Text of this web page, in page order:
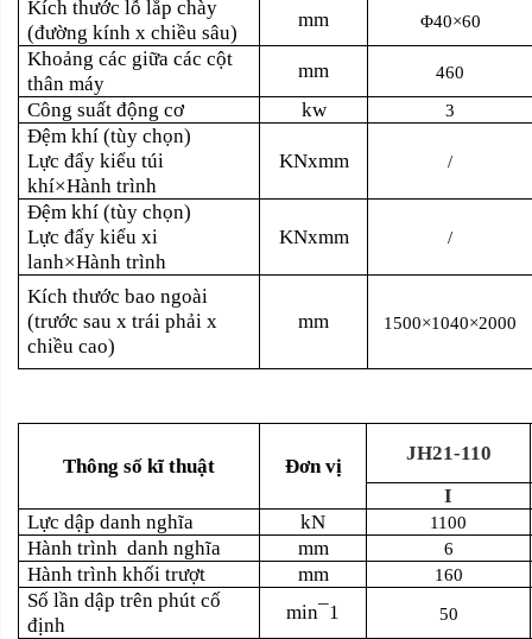
Kích thước lỗ lắp chày
(đường kính x chiều sâu)
mm Φ40×60
Khoảng các giữa các cột
thân máy
mm 460
Công suất động cơ kw 3
Đệm khí (tùy chọn)
Lực đẩy kiểu túi
khí×Hành trình
KNxmm /
Đệm khí (tùy chọn)
Lực đẩy kiểu xi
lanh×Hành trình
KNxmm /
Kích thước bao ngoài
(trước sau x trái phải x
chiều cao)
mm 1500×1040×2000
Thông số kĩ thuật Đơn vị
JH21-110
I
Lực dập danh nghĩa
kN 1100
Hành trình danh nghĩa mm 6
Hành trình khối trượt mm 160
Số lần dập trên phút cố
định
min¯1 50